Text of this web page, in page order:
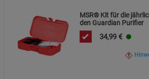
MSR® Kit für die
den Guardian Purifier
34,99 €